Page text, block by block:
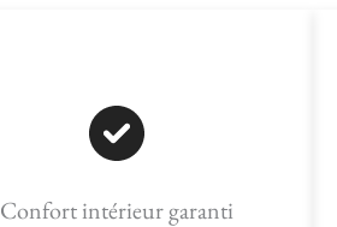
Confort intérieur garanti